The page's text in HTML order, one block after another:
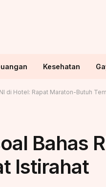
Kesehatan
di Hotel: Rapat Maraton-Butuh
Bahas
Istirahat